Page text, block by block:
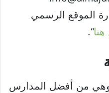
الموقع الرسمي
“.
وهي من أفضل المدارس